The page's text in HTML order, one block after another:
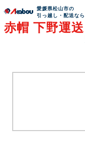
愛媛県松山市の
引っ越し・配送なら
赤帽 下野運送